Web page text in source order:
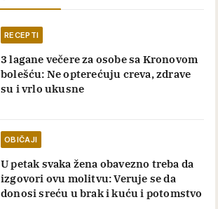
RECEPTI
3 lagane večere za osobe sa Kronovom
bolešću: Ne opterećuju creva, zdrave
su i vrlo ukusne
OBIČAJI
U petak svaka žena obavezno treba da
izgovori ovu molitvu: Veruje se da
donosi sreću u brak i kuću i potomstvo